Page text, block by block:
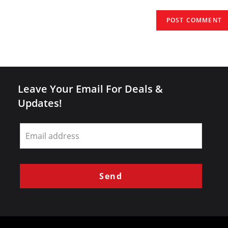
Leave Your Email For Deals &
Updates!
Leave
this
field
blank
Send